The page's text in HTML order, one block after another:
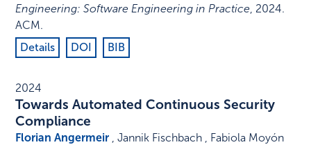
Engineering: Software Engineering in Practice, 2024.
ACM.
Details
DOI BIB
2024
Towards Automated Continuous Security
Compliance
Florian Angermeir , Jannik Fischbach , Fabiola Moyón